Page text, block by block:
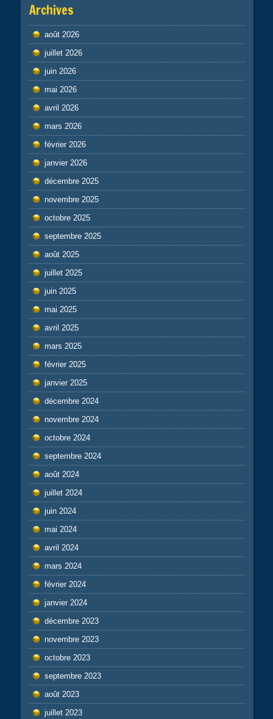
Archives
août 2026
juillet 2026
juin 2026
mai 2026
avril 2026
mars 2026
février 2026
janvier 2026
décembre 2025
novembre 2025
octobre 2025
septembre 2025
août 2025
juillet 2025
juin 2025
mai 2025
avril 2025
mars 2025
février 2025
janvier 2025
décembre 2024
novembre 2024
octobre 2024
septembre 2024
août 2024
juillet 2024
juin 2024
mai 2024
avril 2024
mars 2024
février 2024
janvier 2024
décembre 2023
novembre 2023
octobre 2023
septembre 2023
août 2023
juillet 2023